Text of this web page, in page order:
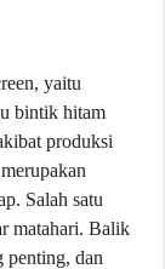
yaitu
bintik hitam
produksi
Salah satu
matahari. Balik
dan